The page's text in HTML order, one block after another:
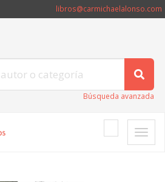
libros@carmichaelalonso.com
Búsqueda avanzada
Toggle